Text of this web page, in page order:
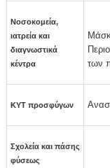
Νοσοκομεία,
ιατρεία και
διαγνωστικά
κέντρα
των
ΚΥΤ προσφύγων
Σχολεία και πάσης
φύσεως